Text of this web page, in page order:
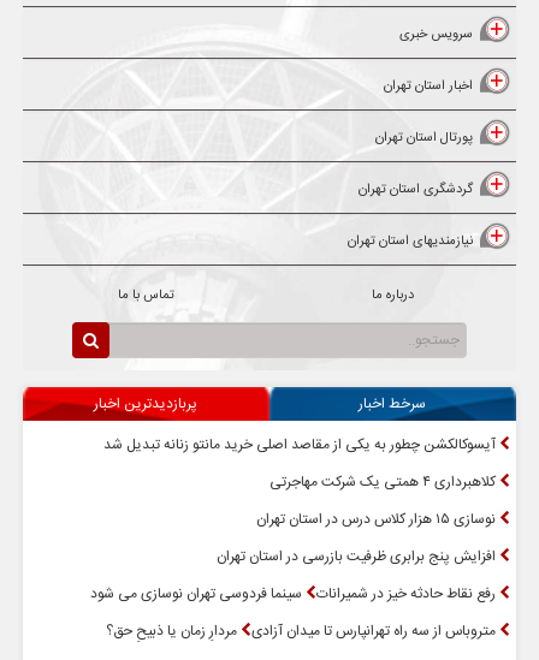
سرویس خبری
اخبار استان تهران
پورتال استان تهران
گردشگری استان تهران
نیازمندیهای استان تهران
درباره ما تماس با ما
سرخط اخبار
پربازدیدترین اخبار
آیسوکالکشن چطور به یکی از مقاصد اصلی خرید مانتو زنانه تبدیل شد
کلاهبرداری ۴ همتی یک شرکت مهاجرتی
نوسازی ۱۵ هزار کلاس درس در استان تهران
افزایش پنج برابری ظرفیت بازرسی در استان تهران
رفع نقاط حادثه خیز در شمیرانات
سینما فردوسی تهران نوسازی می شود
متروباس از سه راه تهرانپارس تا میدان آزادی مردارِ زمان یا ذبیحِ حق؟